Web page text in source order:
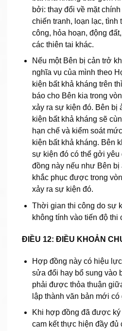
bởi: thay đổi về mặt
chiến tranh, loạn lạc, tình
công, hỏa hoạn, động
các thiên tai khác.
Nếu một Bên bị cản trở
nghĩa vụ của mình theo
kiện bất khả kháng trên
báo cho Bên kia trong
xảy ra sự kiện đó. Bên bị
kiện bất khả kháng sẽ
hạn chế và kiểm soát
kiện bất khả kháng. Bên
sự kiện đó có thể gởi
đồng này nếu như Bên
khắc phục được trong
xảy ra sự kiện đó.
Thời gian thi công do sự
không tính vào tiến độ thi
ĐIỀU 12: ĐIỀU KHOẢN
Hợp đồng này có hiệu
sửa đổi hay bổ sung vào
phải được thỏa thuận
lập thành văn bản mới
Khi hợp đồng đã được ký
cam kết thực hiện đầy đủ